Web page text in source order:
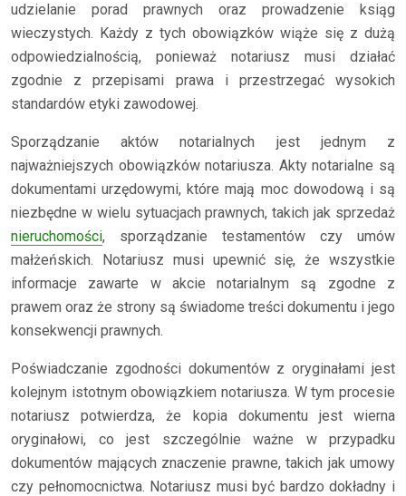
udzielanie porad prawnych oraz prowadzenie ksiąg
wieczystych. Każdy z tych obowiązków wiąże się z dużą
odpowiedzialnością, ponieważ notariusz musi działać
zgodnie z przepisami prawa i przestrzegać wysokich
standardów etyki zawodowej.
Sporządzanie aktów notarialnych jest jednym z
najważniejszych obowiązków notariusza. Akty notarialne są
dokumentami urzędowymi, które mają moc dowodową i są
niezbędne w wielu sytuacjach prawnych, takich jak sprzedaż
nieruchomości, sporządzanie testamentów czy umów
małżeńskich. Notariusz musi upewnić się, że wszystkie
informacje zawarte w akcie notarialnym są zgodne z
prawem oraz że strony są świadome treści dokumentu i jego
konsekwencji prawnych.
Poświadczanie zgodności dokumentów z oryginałami jest
kolejnym istotnym obowiązkiem notariusza. W tym procesie
notariusz potwierdza, że kopia dokumentu jest wierna
oryginałowi, co jest szczególnie ważne w przypadku
dokumentów mających znaczenie prawne, takich jak umowy
czy pełnomocnictwa. Notariusz musi być bardzo dokładny i